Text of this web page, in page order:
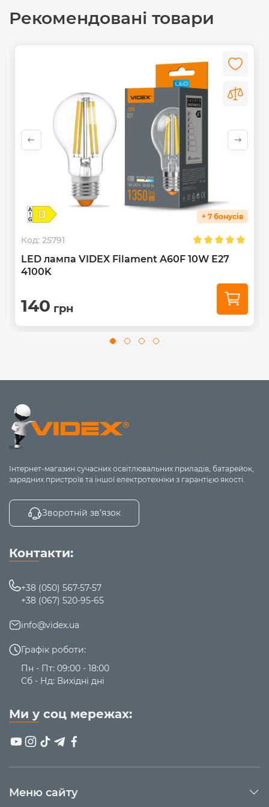
Рекомендовані товари
+ 7 бонусів
Код: 25791
LED лампа VIDEX Filament A60F 10W E27
4100K
140 грн
Інтернет-магазин сучасних освітлювальних приладів, батарейок,
зарядних пристроїв та іншої електротехніки з гарантією якості.
Зворотній зв’язок
Меню сайту
Контакти:
+38 (050) 567-57-57
+38 (067) 520-95-65
info@videx.ua
Графік роботи:
Пн - Пт: 09:00 - 18:00
Сб - Нд: Вихідні дні
Ми у соц мережах: